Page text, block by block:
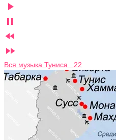




Вся музыка Туниса 22